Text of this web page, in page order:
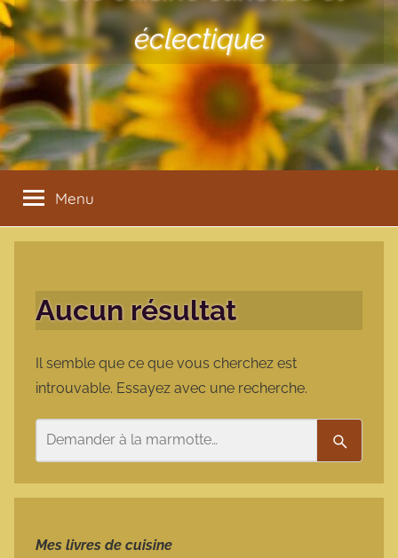
éclectique
Menu
Aucun résultat
Il semble que ce que vous cherchez est
introuvable. Essayez avec une recherche.
Mes livres de cuisine